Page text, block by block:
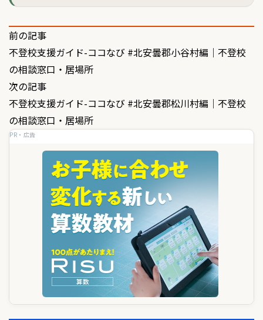
投
稿
ナ
ビ
ゲ
前の記事
不登校支援ガイド-ココなび #北安曇郡小谷村編｜不登校
の相談窓口・居場所
次の記事
不登校支援ガイド-ココなび #北安曇郡松川村編｜不登校
の相談窓口・居場所
PR・広告